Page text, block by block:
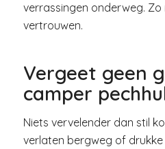
verrassingen onderweg.
vertrouwen.
Vergeet geen
camper
Niets vervelender dan stil
verlaten bergweg of drukke